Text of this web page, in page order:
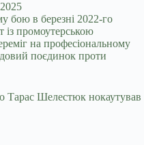
бою в березні 2022-го
із промоутерською
на професіональному
поєдинок проти
Шелестюк нокаутував